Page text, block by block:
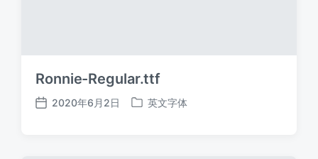
Ronnie-Regular.ttf
发
2020年6月2日
发
英文字体